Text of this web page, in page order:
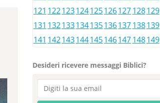
121 122123124125126127128129
131 132133134135136137138139
141 142143144145146147148149
Desideri ricevere messaggi Biblici?